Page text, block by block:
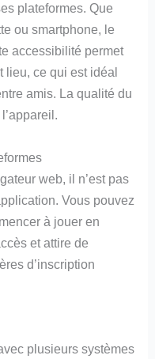
plateformes. Que
ou smartphone, le
accessibilité permet
lieu, ce qui est idéal
amis. La qualité du
web, il n’est pas
Vous pouvez
à jouer en
et attire de
d’inscription
plusieurs systèmes